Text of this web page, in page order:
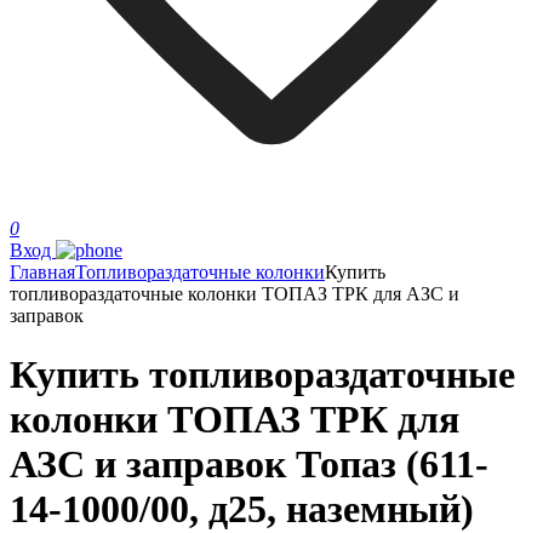
0
Вход
ГлавнаяТопливораздаточные колонкиКупить
топливораздаточные колонки ТОПАЗ ТРК для АЗС и
заправок
Купить топливораздаточные
колонки ТОПАЗ ТРК для
АЗС и заправок Топаз (611-
14-1000/00, д25, наземный)